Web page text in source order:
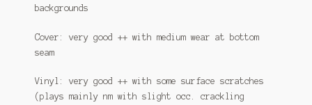
backgrounds
Cover: very good ++ with medium wear at bottom
seam
Vinyl: very good ++ with some surface scratches
(plays mainly nm with slight occ. crackling